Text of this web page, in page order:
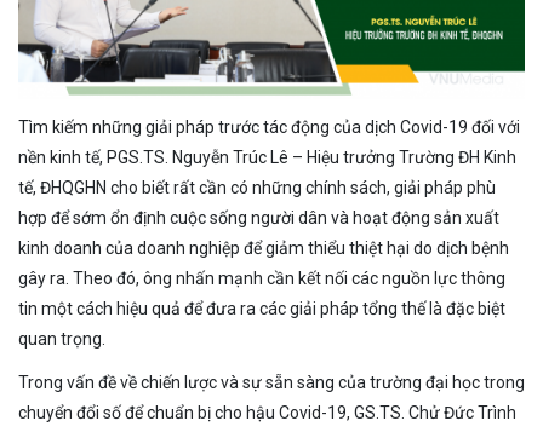
Tìm kiếm những giải pháp trước tác động của dịch Covid-19 đối với
nền kinh tế, PGS.TS. Nguyễn Trúc Lê – Hiệu trưởng Trường ĐH Kinh
tế, ĐHQGHN cho biết rất cần có những chính sách, giải pháp phù
hợp để sớm ổn định cuộc sống người dân và hoạt động sản xuất
kinh doanh của doanh nghiệp để giảm thiểu thiệt hại do dịch bệnh
gây ra. Theo đó, ông nhấn mạnh cần kết nối các nguồn lực thông
tin một cách hiệu quả để đưa ra các giải pháp tổng thế là đặc biệt
quan trọng.
Trong vấn đề về chiến lược và sự sẵn sàng của trường đại học trong
chuyển đổi số để chuẩn bị cho hậu Covid-19, GS.TS. Chử Đức Trình